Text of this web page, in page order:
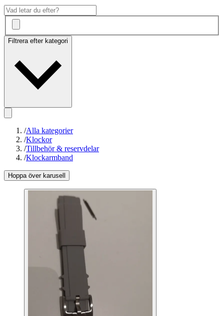
Filtrera efter kategori
/Alla kategorier
/Klockor
/Tillbehör & reservdelar
/Klockarmband
Hoppa över karusell